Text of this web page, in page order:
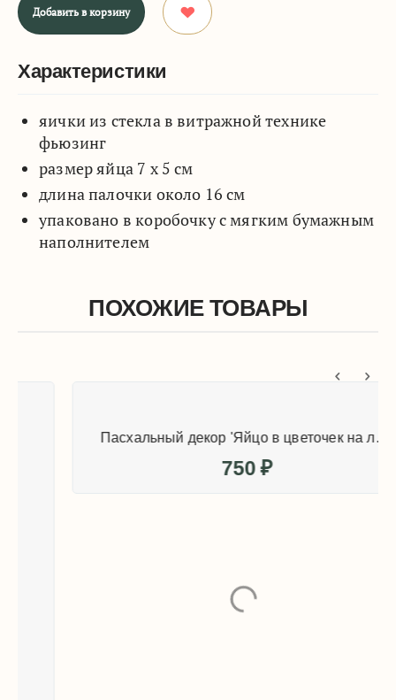
Добавить в корзину
Характеристики
яички из стекла в витражной технике
фьюзинг
размер яйца 7 х 5 см
длина палочки около 16 см
упаковано в коробочку с мягким бумажным
наполнителем
ПОХОЖИЕ ТОВАРЫ